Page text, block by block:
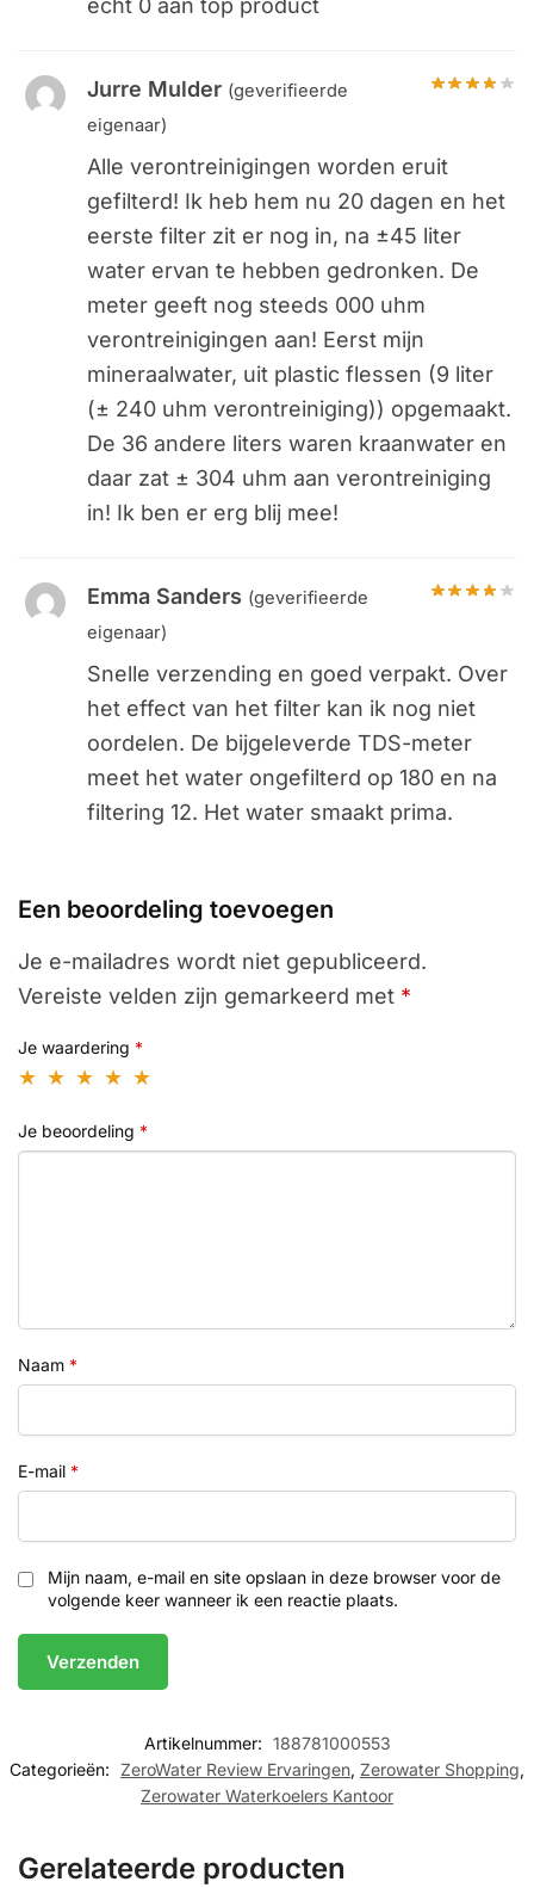
echt 0 aan top product
Jurre Mulder (geverifieerde
eigenaar)
Alle verontreinigingen worden eruit
gefilterd! Ik heb hem nu 20 dagen en het
eerste filter zit er nog in, na ±45 liter
water ervan te hebben gedronken. De
meter geeft nog steeds 000 uhm
verontreinigingen aan! Eerst mijn
mineraalwater, uit plastic flessen (9 liter
(± 240 uhm verontreiniging)) opgemaakt.
De 36 andere liters waren kraanwater en
daar zat ± 304 uhm aan verontreiniging
in! Ik ben er erg blij mee!
Emma Sanders (geverifieerde
eigenaar)
Snelle verzending en goed verpakt. Over
het effect van het filter kan ik nog niet
oordelen. De bijgeleverde TDS-meter
meet het water ongefilterd op 180 en na
filtering 12. Het water smaakt prima.
Een beoordeling toevoegen
Je e-mailadres wordt niet gepubliceerd.
Vereiste velden zijn gemarkeerd met *
Je waardering *
Je beoordeling *
Naam *
E-mail *
Mijn naam, e-mail en site opslaan in deze browser voor de
volgende keer wanneer ik een reactie plaats.
Artikelnummer: 188781000553
Categorieën: ZeroWater Review Ervaringen, Zerowater Shopping,
Zerowater Waterkoelers Kantoor
Gerelateerde producten